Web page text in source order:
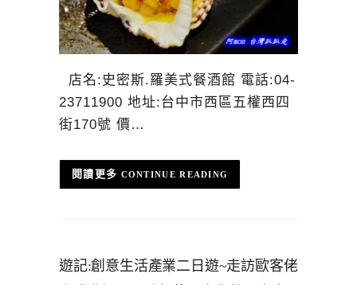
店名:史密斯.羅美式餐酒館 電話:04-
23711900 地址:台中市西區五權西四
街170號 價…
CONTINUE READING
遊記:創意生活產業二日遊~走訪歐客佬